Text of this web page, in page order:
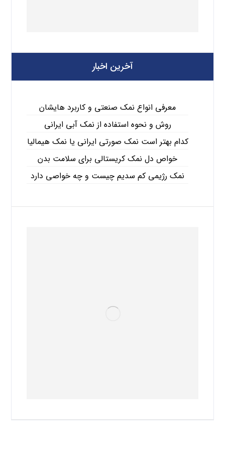
آخرین اخبار
معرفی انواع نمک صنعتی و کاربرد هایشان
روش و نحوه استفاده از نمک آبی ایرانی
کدام بهتر است نمک صورتی ایرانی یا نمک هیمالیا
خواص دل نمک کریستالی برای سلامت بدن
نمک رژیمی کم سدیم چیست و چه خواصی دارد